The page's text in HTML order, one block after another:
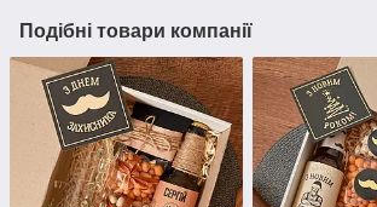
Подібні товари компанії